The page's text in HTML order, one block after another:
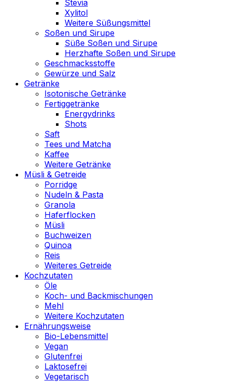
Stevia
Xylitol
Weitere Süßungsmittel
Soßen und Sirupe
Süße Soßen und Sirupe
Herzhafte Soßen und Sirupe
Geschmacksstoffe
Gewürze und Salz
Getränke
Isotonische Getränke
Fertiggetränke
Energydrinks
Shots
Saft
Tees und Matcha
Kaffee
Weitere Getränke
Müsli & Getreide
Porridge
Nudeln & Pasta
Granola
Haferflocken
Müsli
Buchweizen
Quinoa
Reis
Weiteres Getreide
Kochzutaten
Öle
Koch- und Backmischungen
Mehl
Weitere Kochzutaten
Ernährungsweise
Bio-Lebensmittel
Vegan
Glutenfrei
Laktosefrei
Vegetarisch